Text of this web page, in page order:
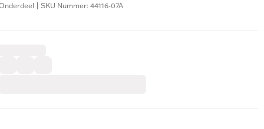
| SKU Nummer: 44116-07A